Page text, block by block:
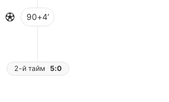
90+4’
2-й тайм 5:0